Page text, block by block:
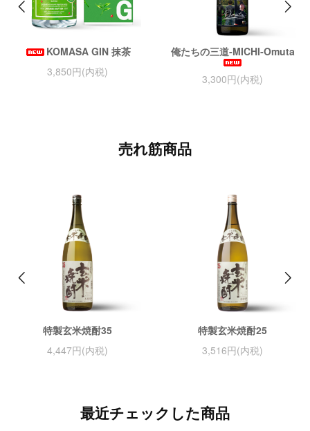
KOMASA GIN 抹茶
3,850円(内税)
俺たちの三道‐MICHI‐Omuta
3,300円(内税)
売れ筋商品
特製玄米焼酎35
4,447円(内税)
特製玄米焼酎25
3,516円(内税)
最近チェックした商品